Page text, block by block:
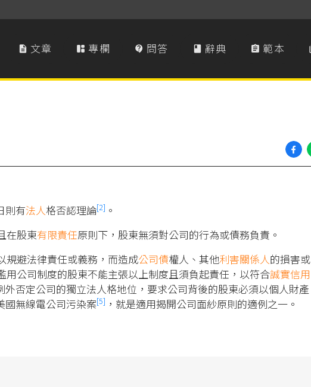
 文章  專欄  問答  辭典  範本
則有法人格否認理論[2] 。
在股東有限責任原則下，股東無須對公司的行為或債務負責。
規避法律責任或義務，而造成公司債權人、其他利害關係人的損害或
用公司制度的股東不能主張以上制度且須負起責任，以符合誠實信用
外否定公司的獨立法人格地位，要求公司背後的股東必須以個人財產
國無線電公司污染案[5] ，就是適用揭開公司面紗原則的適例之一。